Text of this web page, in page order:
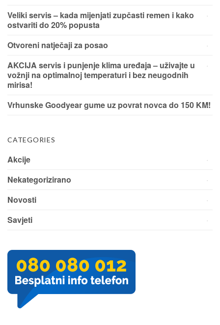
Veliki servis – kada mijenjati zupčasti remen i kako
ostvariti do 20% popusta
Otvoreni natječaji za posao
AKCIJA servis i punjenje klima uređaja – uživajte u
vožnji na optimalnoj temperaturi i bez neugodnih
mirisa!
Vrhunske Goodyear gume uz povrat novca do 150 KM!
CATEGORIES
Akcije
Nekategorizirano
Novosti
Savjeti